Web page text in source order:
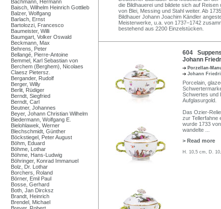
Bachmann, Hermann
Baisch, Wilhelm Heinrich Gottlieb
Balzer, Wolfgang
Barlach, Ernst
Bartolozzi, Francesco
Baumeister, Willi
Baumgart, Volker Oswald
Beckmann, Max
Behrens, Peter
Bellangé, Pierre-Antoine
Bemmel, Karl Sebastian von
Berchem (Berghem), Nicolaes
Claesz Pietersz.
Bergander, Rudolf
Berger, Willy
Berlit, Rüdiger
Berndt, Siegfried
Berndt, Carl
Beutner, Johannes
Beyer, Johann Christian Wilhelm
Biedermann, Wolfgang E.
Bielohlawek, Werner
Blechschmidt, Günther
Böckstiegel, Peter August
Böhm, Eduard
Böhme, Lothar
Böhme, Hans-Ludwig
Böhringer, Konrad Immanuel
Bolz, Dr. Lothar
Borchers, Roland
Börner, Emil Paul
Bosse, Gerhard
Both, Jan Dircksz
Brandt, Heinrich
Brendel, Michael
die Bildhauerei und bildete sich auf
von Blei, Messing und Stahl weiter. Ab
Bildhauer Johann Joachim Kändler
Meisterwerke, u.a. von 1737–1742
bestehend aus 2200 Einzelstücken.
604
Johann
Porzellan-
Johann
Porcelain,
Schwertes und
Aufglasurgold.
Das Ozier-
zur Tellerfahne
wurde 1733
wandelte
> Read more
H. 10,5 cm, D.